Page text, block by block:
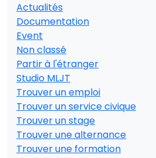
Actualités
Documentation
Event
Non classé
Partir à l'étranger
Studio MLJT
Trouver un emploi
Trouver un service civique
Trouver un stage
Trouver une alternance
Trouver une formation